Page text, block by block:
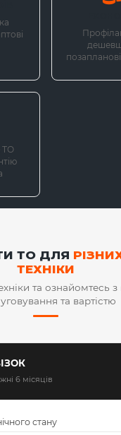
ТО
ТО ДЛЯ
ТЕХНІКИ
та ознайомтесь
та вартістю
6 місяців
стану